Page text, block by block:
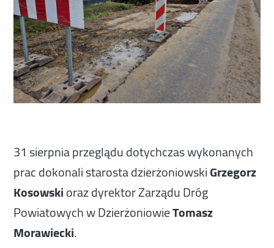
31 sierpnia przeglądu dotychczas wykonanych
prac dokonali starosta dzierżoniowskiGrzegorz
Kosowskioraz dyrektor Zarządu Dróg
Powiatowych w DzierżoniowieTomasz
Morawiecki.